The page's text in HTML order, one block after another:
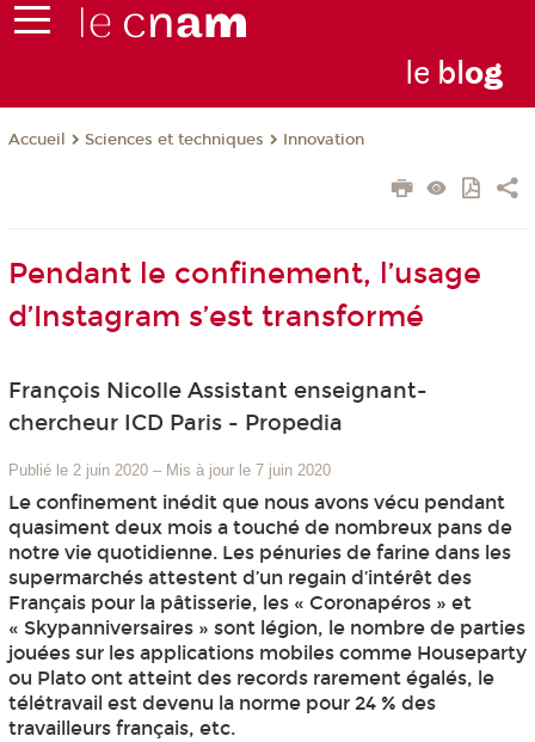
le blog
Accueil Sciences et techniques Innovation
Pendant le confinement, l’usage
d’Instagram s’est transformé
François Nicolle Assistant enseignant-
chercheur ICD Paris - Propedia
Publié le 2 juin 2020 – Mis à jour le 7 juin 2020
Le confinement inédit que nous avons vécu pendant
quasiment deux mois a touché de nombreux pans de
notre vie quotidienne. Les pénuries de farine dans les
supermarchés attestent d’un regain d’intérêt des
Français pour la pâtisserie, les « Coronapéros » et
« Skypanniversaires » sont légion, le nombre de parties
jouées sur les applications mobiles comme Houseparty
ou Plato ont atteint des records rarement égalés, le
télétravail est devenu la norme pour 24 % des
travailleurs français, etc.